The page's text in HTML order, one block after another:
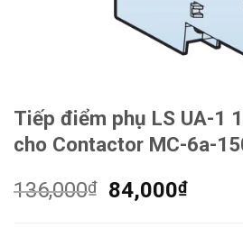
Tiếp điểm phụ LS UA-1
cho Contactor MC-6a-
136,000₫
Giá
84,000₫Giá